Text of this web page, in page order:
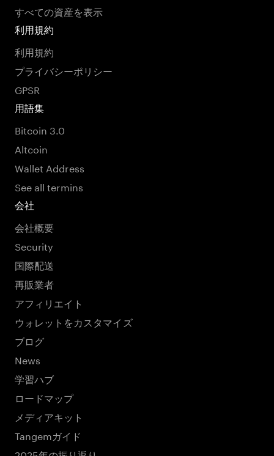
すべての資産を表示
利用規約
利用規約
プライバシーポリシー
GPSR
用語集
Bitcoin 3.0
Altcoin
Wallet Address
See all termins
会社
会社概要
Security
国際配送
再販業者
アフィリエイト
ウォレットをカスタマイズ
ブログ
News
学習ハブ
ロードマップ
メディアキット
Tangemガイド